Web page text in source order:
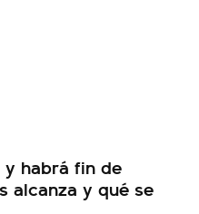
y habrá fin de
alcanza y qué se